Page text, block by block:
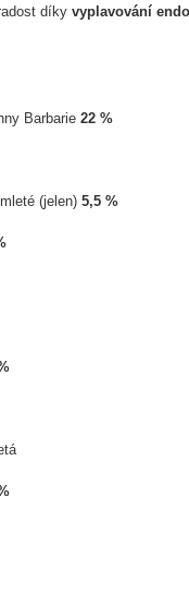
díkyvyplavování
Barbarie22 %
(jelen)5,5 %